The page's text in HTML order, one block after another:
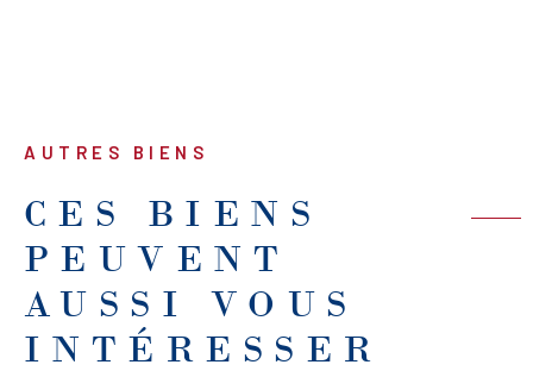
AUTRES BIENS
CES BIENS
PEUVENT
AUSSI VOUS
INTÉRESSER